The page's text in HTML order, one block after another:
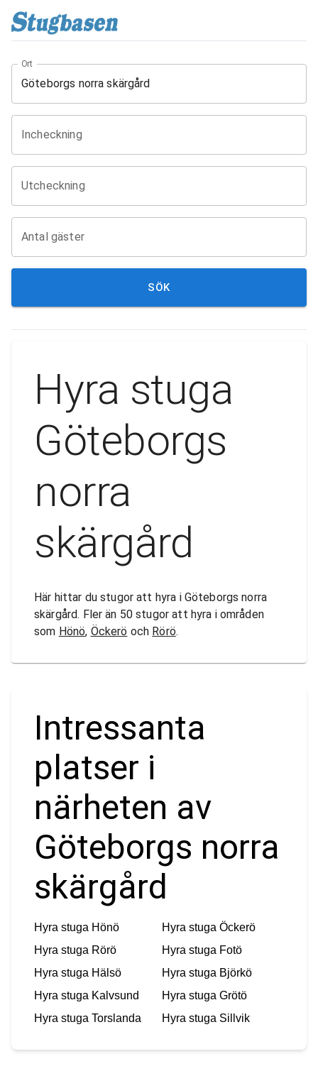
Ort
Incheckning
Utcheckning
Antal gäster
SÖK
Hyra stuga
Göteborgs
norra
skärgård
Här hittar du stugor att hyra i Göteborgs norra
skärgård. Fler än 50 stugor att hyra i områden
som Hönö, Öckerö och Rörö.
Intressanta
platser i
närheten av
Göteborgs norra
skärgård
Hyra stuga Hönö Hyra stuga Öckerö
Hyra stuga Rörö Hyra stuga Fotö
Hyra stuga Hälsö Hyra stuga Björkö
Hyra stuga Kalvsund Hyra stuga Grötö
Hyra stuga Torslanda Hyra stuga Sillvik